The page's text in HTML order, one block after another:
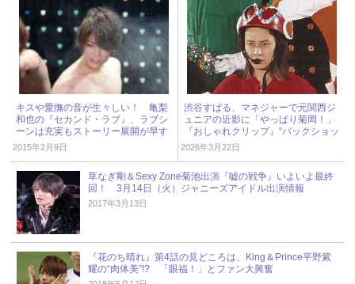
キスや愛撫の音が生々しい！ 亀梨
和也の『セカンド・ラブ』、ラブシ
ーンは充実もストーリー展開が早す
ぎ
2015年2月9日
渋谷すばる、マネジャーで元関西ジ
ュニアの近影に「やっぱり菊岡！」
『おしゃれクリップ』“バックショッ
ト登場”で再び話題に « ジャニーズ研
2026年3月22日
草なぎ剛＆Sexy Zone菊池出演『嘘の戦争』いよいよ最終
回！ 3月14日（火）ジャニーズアイドル出演情報
2017年3月13日
『花のち晴れ』第4話の見どころは、King＆Prince平野紫
耀の“肉体美”!? 「眼福！」とファン大興奮